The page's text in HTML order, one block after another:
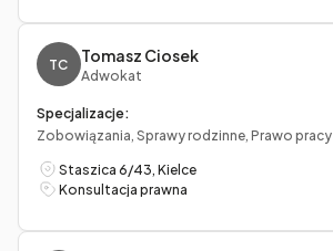
TC Tomasz Ciosek
Adwokat
Specjalizacje:
Zobowiązania, Sprawy rodzinne, Prawo pracy
Staszica 6/43, Kielce
Konsultacja prawna